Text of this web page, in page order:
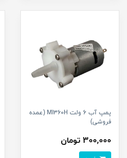
پمپ آب 6 ولت MI360H (عمده
فروشی)
300,000 تومان